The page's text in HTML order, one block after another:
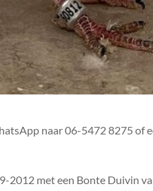
naar 06-5472 8275 of
2012 met een Bonte Duivin